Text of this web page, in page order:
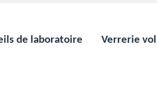
de laboratoire Verrerie